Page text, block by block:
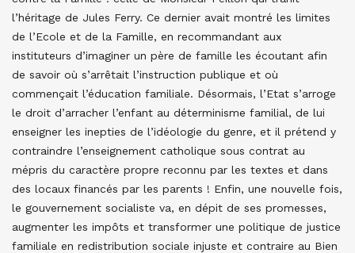
l’héritage de Jules Ferry. Ce dernier avait montré les limites
de l’Ecole et de la Famille, en recommandant aux
instituteurs d’imaginer un père de famille les écoutant afin
de savoir où s’arrêtait l’instruction publique et où
commençait l’éducation familiale. Désormais, l’Etat s’arroge
le droit d’arracher l’enfant au déterminisme familial, de lui
enseigner les inepties de l’idéologie du genre, et il prétend y
contraindre l’enseignement catholique sous contrat au
mépris du caractère propre reconnu par les textes et dans
des locaux financés par les parents ! Enfin, une nouvelle fois,
le gouvernement socialiste va, en dépit de ses promesses,
augmenter les impôts et transformer une politique de justice
familiale en redistribution sociale injuste et contraire au Bien